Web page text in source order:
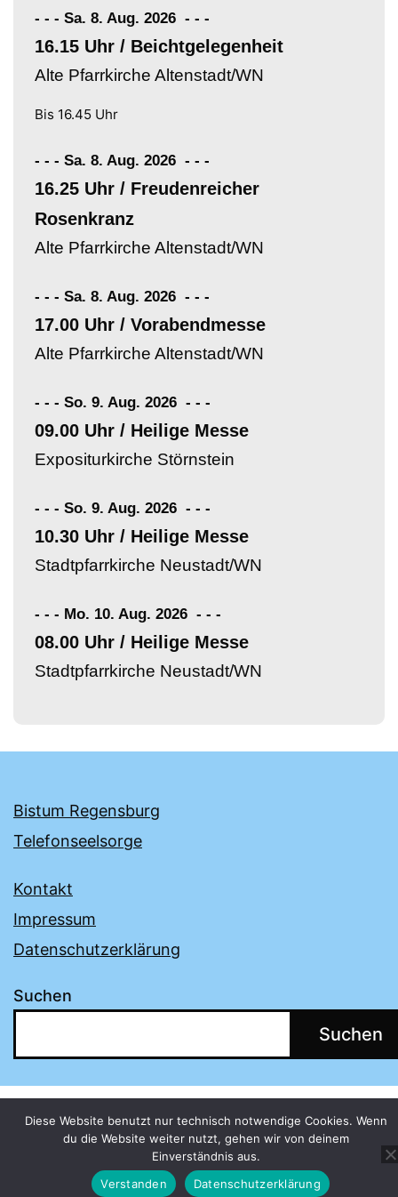
- - - Sa. 8. Aug. 2026 - - -
16.15 Uhr / Beichtgelegenheit
Alte Pfarrkirche Altenstadt/WN
Bis 16.45 Uhr
- - - Sa. 8. Aug. 2026 - - -
16.25 Uhr / Freudenreicher
Rosenkranz
Alte Pfarrkirche Altenstadt/WN
- - - Sa. 8. Aug. 2026 - - -
17.00 Uhr / Vorabendmesse
Alte Pfarrkirche Altenstadt/WN
- - - So. 9. Aug. 2026 - - -
09.00 Uhr / Heilige Messe
Expositurkirche Störnstein
- - - So. 9. Aug. 2026 - - -
10.30 Uhr / Heilige Messe
Stadtpfarrkirche Neustadt/WN
- - - Mo. 10. Aug. 2026 - - -
08.00 Uhr / Heilige Messe
Stadtpfarrkirche Neustadt/WN
Bistum Regensburg
Telefonseelsorge
Kontakt
Impressum
Datenschutzerklärung
Suchen
Suchen
Diese Website benutzt nur technisch notwendige Cookies. Wenn
du die Website weiter nutzt, gehen wir von deinem
Einverständnis aus.
Verstanden
Datenschutzerklärung